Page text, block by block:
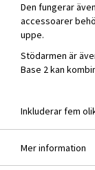
Den fungerar
accessoarer
uppe.
Stödarmen är
Base 2 kan
Inkluderar fem
Mer information